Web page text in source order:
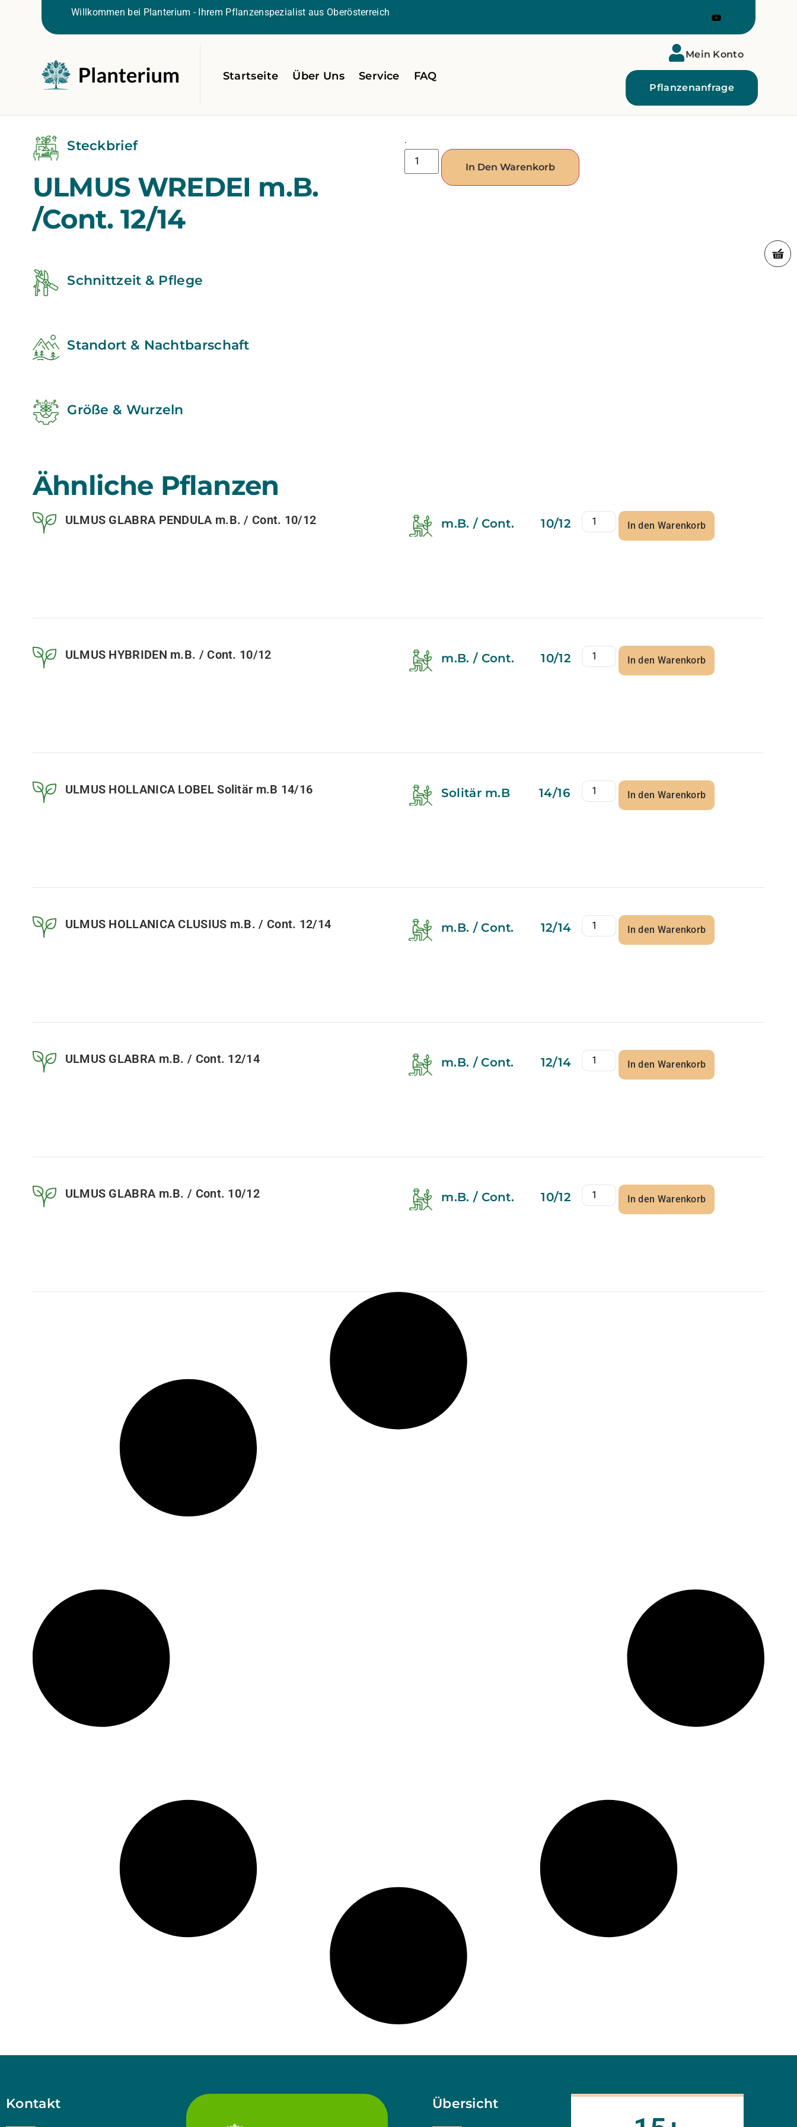
Willkommen bei Planterium - Ihrem Pflanzenspezialist aus Oberösterreich
Startseite Über Uns Service FAQ
Mein Konto
Pflanzenanfrage
Steckbrief
ULMUS WREDEI m.B.
/Cont. 12/14
.
In Den Warenkorb
Schnittzeit & Pflege
Standort & Nachtbarschaft
Größe & Wurzeln
Ähnliche Pflanzen
ULMUS GLABRA PENDULA m.B. / Cont. 10/12 m.B. / Cont. 10/12 In den Warenkorb
ULMUS HYBRIDEN m.B. / Cont. 10/12 m.B. / Cont. 10/12 In den Warenkorb
ULMUS HOLLANICA LOBEL Solitär m.B 14/16 Solitär m.B 14/16 In den Warenkorb
ULMUS HOLLANICA CLUSIUS m.B. / Cont. 12/14 m.B. / Cont. 12/14 In den Warenkorb
ULMUS GLABRA m.B. / Cont. 12/14 m.B. / Cont. 12/14 In den Warenkorb
ULMUS GLABRA m.B. / Cont. 10/12 m.B. / Cont. 10/12 In den Warenkorb
Kontakt Übersicht